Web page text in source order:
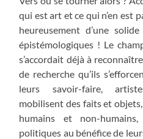
qui est art et ce qui n’en est
heureusement d’une
épistémologiques ! Le
s’accordait déjà à
de recherche qu’ils
leurs savoir-faire,
mobilisent des faits et
humains et non-
politiques au bénéfice de